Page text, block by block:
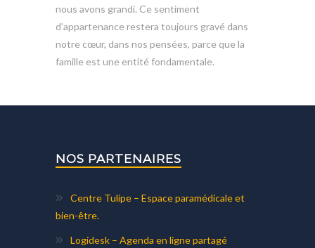
nous avons grandi. Ce sentiment
d’appartenance restera toujours gravé dans
notre cœur, dans nos pensées, parce que la
famille est une entité fondamentale.
NOS PARTENAIRES
Centre Tulipe – Espace paramédicale et
bien-être.
Logidesk – Agenda en ligne partagé